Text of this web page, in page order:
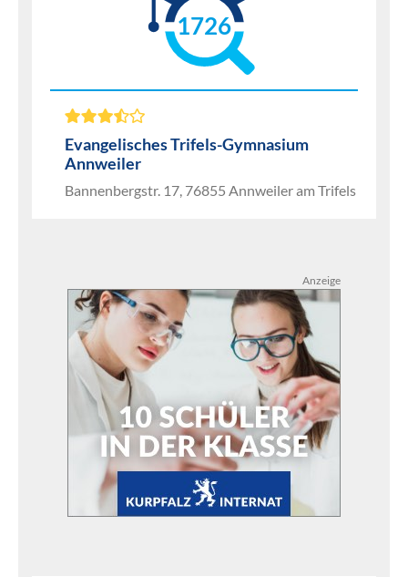
1726
Evangelisches Trifels-Gymnasium
Annweiler
Bannenbergstr. 17, 76855 Annweiler am Trifels
Anzeige